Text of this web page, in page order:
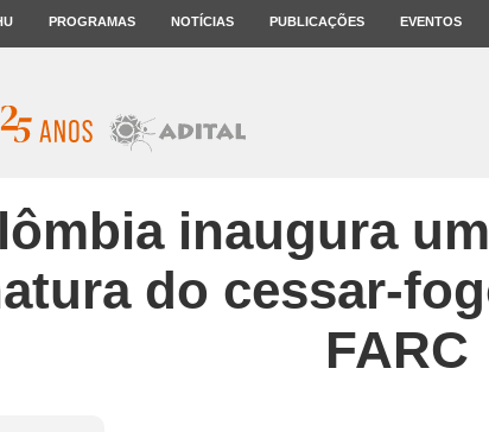
PROGRAMAS NOTÍCIAS PUBLICAÇÕES EVENTOS
inaugura
do cessar-
FARC